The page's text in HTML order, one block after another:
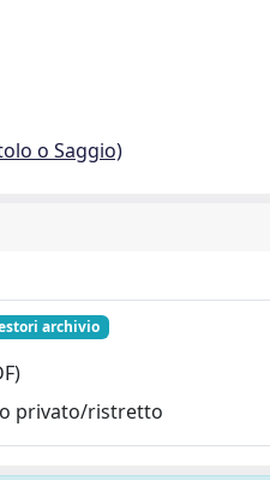
o Saggio)
archivio
privato/ristretto